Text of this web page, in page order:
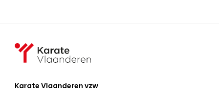
Karate Vlaanderen vzw